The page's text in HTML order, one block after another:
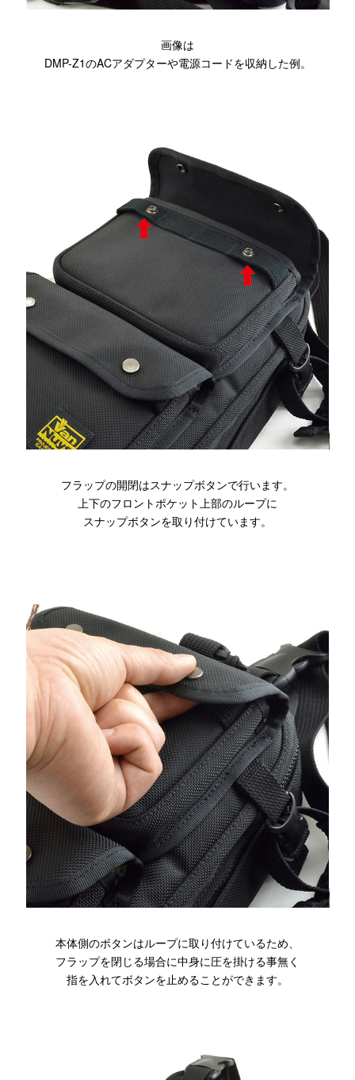
画像は
DMP-Z1のACアダプターや電源コードを収納した例。
フラップの開閉はスナップボタンで行います。
上下のフロントポケット上部のループに
スナップボタンを取り付けています。
本体側のボタンはループに取り付けているため、
フラップを閉じる場合に中身に圧を掛ける事無く
指を入れてボタンを止めることができます。